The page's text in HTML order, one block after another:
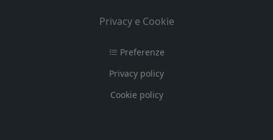
Privacy e Cookie
Preferenze
Privacy policy
Cookie policy